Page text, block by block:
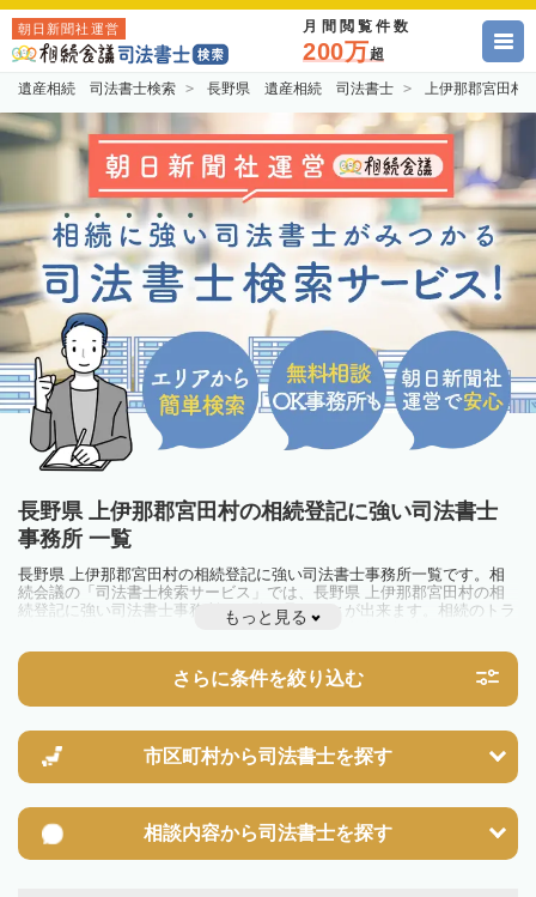
朝日新聞社運営 月間閲覧件数
200万超
遺産相続 司法書士検索 長野県 遺産相続 司法書士 上伊那郡宮田
長野県 上伊那郡宮田村の相続登記に強い司法書士
事務所 一覧
長野県 上伊那郡宮田村の相続登記に強い司法書士事務所一覧です。相
続会議の「司法書士検索サービス」では、長野県 上伊那郡宮田村の相
続登記に強い司法書士事務所を一覧で見ることが出来ます。相続のトラ
ブルやお悩みを抱えている方は一度近隣の司法書士に相談してみましょ
2024年4月1日から相続登記が義務化されました。
不動産を相続した場合、相続を知った日から3年以内に登記しないと、
10万円以下の過料が科せられるため、速やかな手続きが必要です。義務
相続登記は法律で定められており、司法書士に依頼すれば手間を省けま
す。その他の相続手続きも任せることが可能です。
また、義務化に伴い、相続人申告登記制度が創設されました。遺産分割
ましょう。司法書士への相談も可能です。
もっと見る
さらに条件を絞り込む
市区町村から司法書士を探す
相談内容から司法書士を探す